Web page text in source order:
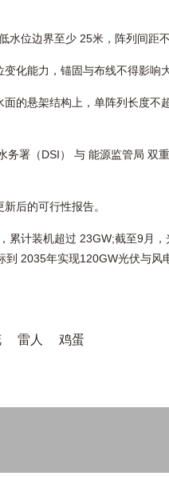
水位边界至少 25米，阵列间距
化能力，锚固与布线不得影响
的悬架结构上，单阵列长度不
务署（DSI） 与 能源监管局 双
后的可行性报告。
累计装机超过 23GW;截至9月，
2035年实现120GW光伏与风
雷人 鸡蛋